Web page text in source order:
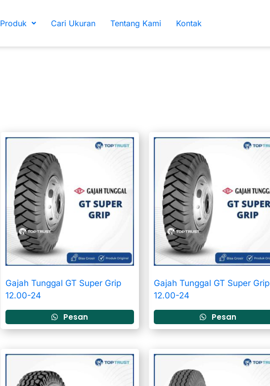
Produk Cari Ukuran Tentang Kami Kontak
Gajah Tunggal GT Super Grip
12.00-24
Pesan
Gajah Tunggal GT Super Grip
12.00-24
Pesan